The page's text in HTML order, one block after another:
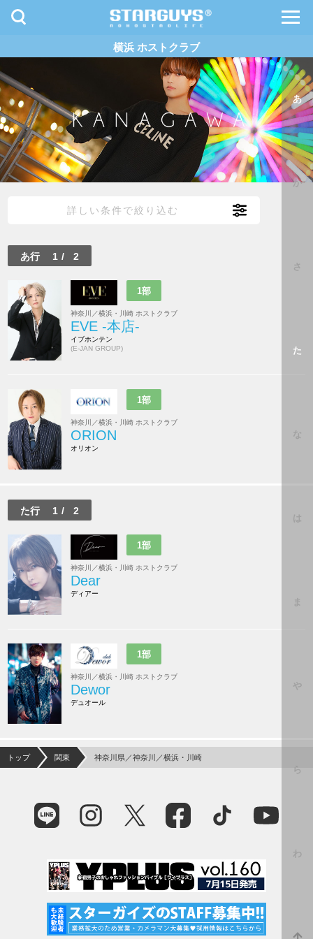
北海道・東北
toggle
横浜 ホストクラブ
詳しい条件で絞り込む
あ行 1 / 2
1部
神奈川／横浜・川崎 ホストクラブ
EVE -本店-
イブホンテン
(E-JAN GROUP)
1部
神奈川／横浜・川崎 ホストクラブ
ORION
オリオン
た行 1 / 2
1部
神奈川／横浜・川崎 ホストクラブ
Dear
ディアー
1部
神奈川／横浜・川崎 ホストクラブ
Dewor
デュオール
あ
か
さ
た
な
は
ま
や
ら
わ
トップ 関東 神奈川県／神奈川／横浜・川崎